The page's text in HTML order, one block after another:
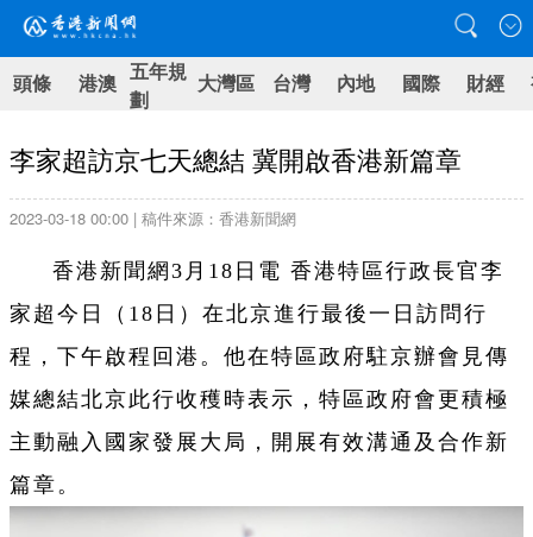
頭條 港澳 五年規
劃
大灣區 台灣 內地 國際 財經
李家超訪京七天總結 冀開啟香港新篇章
2023-03-18 00:00 | 稿件來源：香港新聞網
香港新聞網3月18日電 香港特區行政長官李
家超今日（18日）在北京進行最後一日訪問行
程，下午啟程回港。他在特區政府駐京辦會見傳
媒總結北京此行收穫時表示，特區政府會更積極
主動融入國家發展大局，開展有效溝通及合作新
篇章。